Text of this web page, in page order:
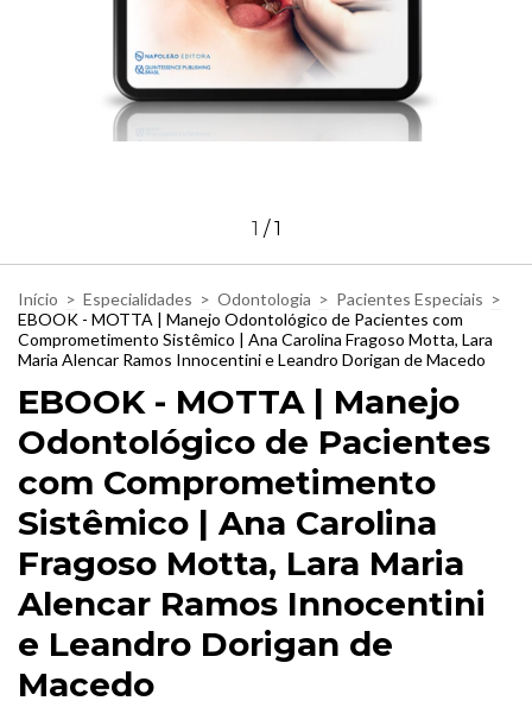
1 /1
Início > Especialidades > Odontologia > Pacientes Especiais >
EBOOK - MOTTA | Manejo Odontológico de Pacientes com
Comprometimento Sistêmico | Ana Carolina Fragoso Motta, Lara
Maria Alencar Ramos Innocentini e Leandro Dorigan de Macedo
EBOOK - MOTTA | Manejo
Odontológico de Pacientes
com Comprometimento
Sistêmico | Ana Carolina
Fragoso Motta, Lara Maria
Alencar Ramos Innocentini
e Leandro Dorigan de
Macedo